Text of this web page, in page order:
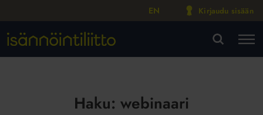
EN Kirjaudu sisään
Haku: webinaari